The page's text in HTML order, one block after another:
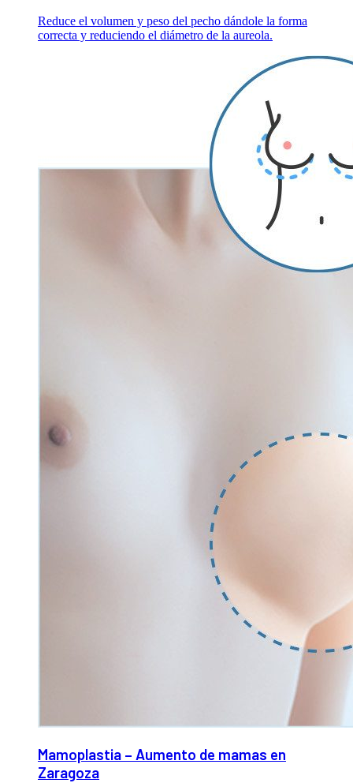
Reduce el volumen y peso del pecho dándole la forma
correcta y reduciendo el diámetro de la aureola.
Mamoplastia – Aumento de mamas en
Zaragoza